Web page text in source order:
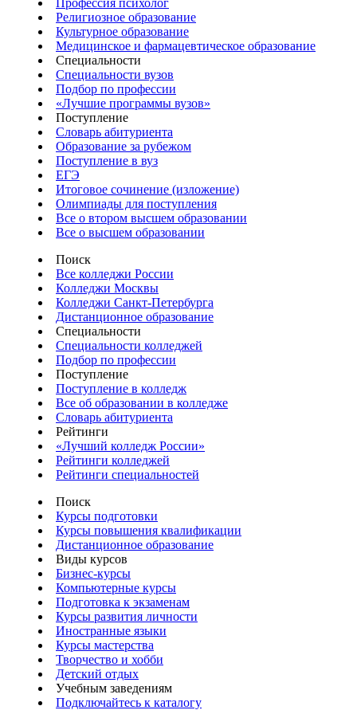
Религиозное образование
Культурное образование
Медицинское и фармацевтическое образование
Специальности
Специальности вузов
Подбор по профессии
«Лучшие программы вузов»
Поступление
Словарь абитуриента
Образование за рубежом
Поступление в вуз
ЕГЭ
Итоговое сочинение (изложение)
Олимпиады для поступления
Все о втором высшем образовании
Все о высшем образовании
Поиск
Все колледжи России
Колледжи Москвы
Колледжи Санкт-Петербурга
Дистанционное образование
Специальности
Специальности колледжей
Подбор по профессии
Поступление
Поступление в колледж
Все об образовании в колледже
Словарь абитуриента
Рейтинги
«Лучший колледж России»
Рейтинги колледжей
Рейтинги специальностей
Поиск
Курсы подготовки
Курсы повышения квалификации
Дистанционное образование
Виды курсов
Бизнес-курсы
Компьютерные курсы
Подготовка к экзаменам
Курсы развития личности
Иностранные языки
Курсы мастерства
Творчество и хобби
Детский отдых
Учебным заведениям
Подключайтесь к каталогу